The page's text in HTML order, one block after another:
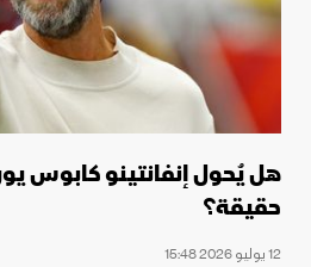
هل يُحول إنفانتينو كابوس
حقيقة؟
12 يوليو 2026 15:48